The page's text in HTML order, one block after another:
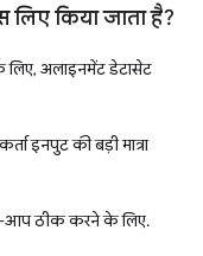
लिए किया जाता है?
अलाइनमेंट डेटासेट
इनपुट की बड़ी मात्रा
आप ठीक करने के लिए.